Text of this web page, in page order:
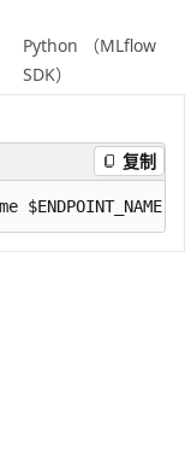
Python （MLflow
SDK）
复制